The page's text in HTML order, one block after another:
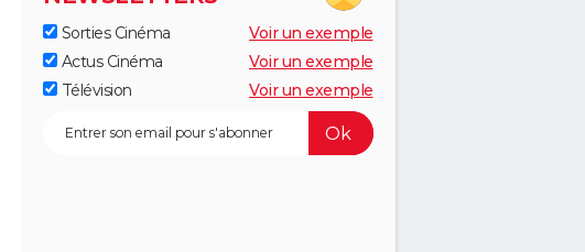
Sorties Cinéma
Voir un exemple
Actus Cinéma
Voir un exemple
Télévision
Voir un exemple